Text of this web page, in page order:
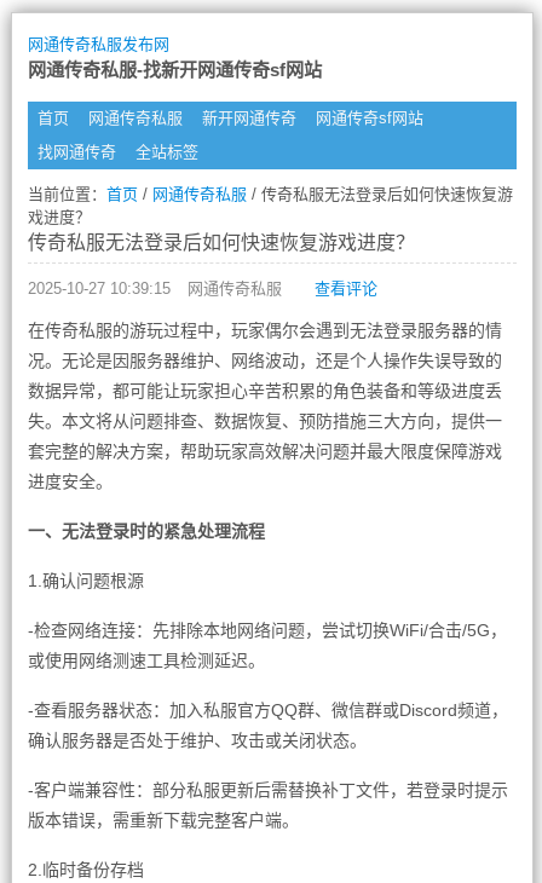
网通传奇私服发布网
网通传奇私服-找新开网通传奇sf网站
首页 网通传奇私服 新开网通传奇
网通传奇sf网站
找网通传奇
全站标签
当前位置： 首页/ 网通传奇私服 / 传奇私服无法登录后如何快速恢复游
戏进度？
传奇私服无法登录后如何快速恢复游戏进度？
2025-10-27 10:39:15 网通传奇私服 查看评论
在传奇私服的游玩过程中，玩家偶尔会遇到无法登录服务器的情
况。无论是因服务器维护、网络波动，还是个人操作失误导致的
数据异常，都可能让玩家担心辛苦积累的角色装备和等级进度丢
失。本文将从问题排查、数据恢复、预防措施三大方向，提供一
套完整的解决方案，帮助玩家高效解决问题并最大限度保障游戏
进度安全。
一、无法登录时的紧急处理流程
1.确认问题根源
-检查网络连接：先排除本地网络问题，尝试切换WiFi/合击/5G，
或使用网络测速工具检测延迟。
-查看服务器状态：加入私服官方QQ群、微信群或Discord频道，
确认服务器是否处于维护、攻击或关闭状态。
-客户端兼容性：部分私服更新后需替换补丁文件，若登录时提示
版本错误，需重新下载完整客户端。
2.临时备份存档